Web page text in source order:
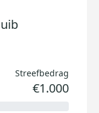
Streefbedrag
€1.000